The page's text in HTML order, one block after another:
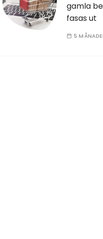
gamla
fasas ut
5